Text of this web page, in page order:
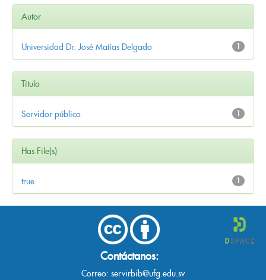
Autor
1
Universidad Dr. José Matías Delgado
Título
1
Servidor público
Has File(s)
1
true
Contáctanos:
Correo: servirbib@ufg.edu.sv